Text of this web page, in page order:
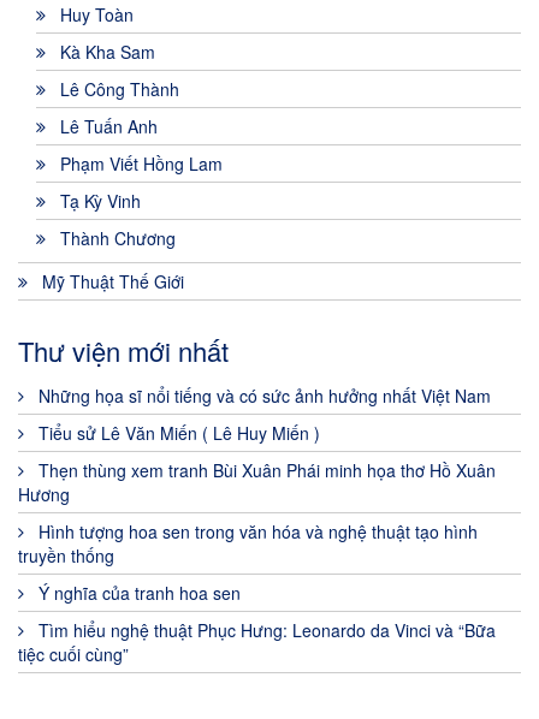
Huy Toàn
Kà Kha Sam
Lê Công Thành
Lê Tuấn Anh
Phạm Viết Hồng Lam
Tạ Kỳ Vinh
Thành Chương
Mỹ Thuật Thế Giới
Thư viện mới nhất
Những họa sĩ nổi tiếng và có sức ảnh hưởng nhất Việt Nam
Tiểu sử Lê Văn Miến ( Lê Huy Miến )
Thẹn thùng xem tranh Bùi Xuân Phái minh họa thơ Hồ Xuân
Hương
Hình tượng hoa sen trong văn hóa và nghệ thuật tạo hình
truyền thống
Ý nghĩa của tranh hoa sen
Tìm hiểu nghệ thuật Phục Hưng: Leonardo da Vinci và “Bữa
tiệc cuối cùng”